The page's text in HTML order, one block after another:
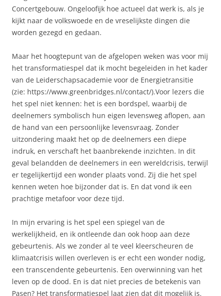
Concertgebouw. Ongeloofijk hoe actueel dat werk is, als je
kijkt naar de volkswoede en de vreselijkste dingen die
worden gezegd en gedaan.
Maar het hoogtepunt van de afgelopen weken was voor mij
het transformatiespel dat ik mocht begeleiden in het kader
van de Leiderschapsacademie voor de Energietransitie
(zie: https://www.greenbridges.nl/contact/).Voor lezers die
het spel niet kennen: het is een bordspel, waarbij de
deelnemers symbolisch hun eigen levensweg aflopen, aan
de hand van een persoonlijke levensvraag. Zonder
uitzondering maakt het op de deelnemers een diepe
indruk, en verschaft het baanbrekende inzichten. In dit
geval belandden de deelnemers in een wereldcrisis, terwijl
er tegelijkertijd een wonder plaats vond. Zij die het spel
kennen weten hoe bijzonder dat is. En dat vond ik een
prachtige metafoor voor deze tijd.
In mijn ervaring is het spel een spiegel van de
werkelijkheid, en ik ontleende dan ook hoop aan deze
gebeurtenis. Als we zonder al te veel kleerscheuren de
klimaatcrisis willen overleven is er echt een wonder nodig,
een transcendente gebeurtenis. Een overwinning van het
leven op de dood. En is dat niet precies de betekenis van
Pasen? Het transformatiespel laat zien dat dit mogelijk is.